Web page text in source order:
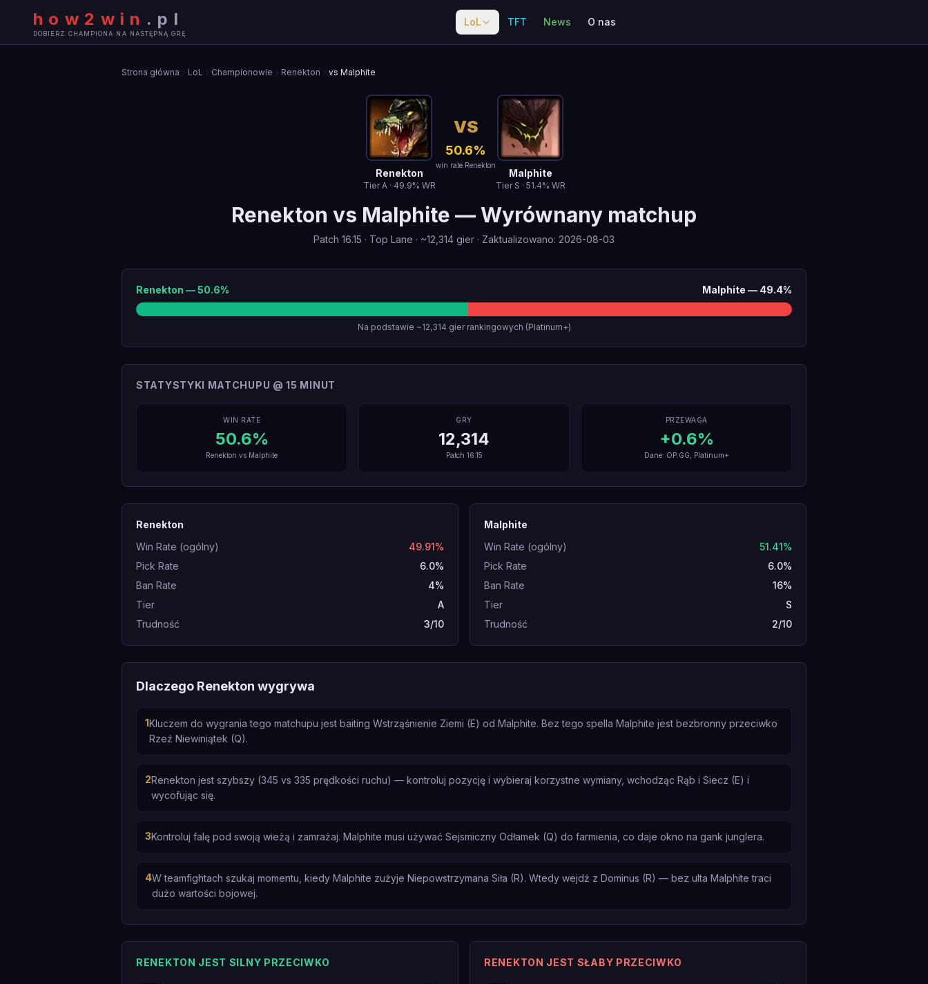
how2win . pl
DOBIERZ CHAMPIONA NA NASTĘPNĄ GRĘ
LoL TFT News O nas
Strona główna LoL Championowie Renekton vs Malphite
Renekton
TierA· 49.9% WR
VS
50.6%
win rate Renekton
Malphite
Tier S · 51.4% WR
Renekton vs Malphite —Wyrównany matchup
Patch 16.15 · Top Lane · ~12,314 gier · Zaktualizowano: 2026-08-03
Renekton —50.6% Malphite — 49.4%
Na podstawie ~12,314 gier rankingowych (Platinum+)
STATYSTYKI MATCHUPU @ 15 MINUT
WIN RATE
50.6%
Renekton vs Malphite
GRY
12,314
Patch 16.15
PRZEWAGA
+0.6%
Dane: OP.GG, Platinum+
Renekton
Win Rate (ogólny)
49.91%
Pick Rate
6.0%
Ban Rate
4%
Tier
A
Trudność
3/10
Malphite
Win Rate (ogólny)
51.41%
Pick Rate
6.0%
Ban Rate
16%
Tier
S
Trudność
2/10
Dlaczego Renekton wygrywa
1Kluczem do wygrania tego matchupu jest baiting Wstrząśnienie Ziemi (E) od Malphite. Bez tego spella Malphite jest bezbronny przeciwko
Rzeź Niewiniątek (Q).
2Renekton jest szybszy (345 vs 335 prędkości ruchu) — kontroluj pozycję i wybieraj korzystne wymiany, wchodząc Rąb i Siecz (E) i
wycofując się.
3Kontroluj falę pod swoją wieżą i zamrażaj. Malphite musi używać Sejsmiczny Odłamek (Q) do farmienia, co daje okno na gank junglera.
4W teamfightach szukaj momentu, kiedy Malphite zużyje Niepowstrzymana Siła (R). Wtedy wejdź z Dominus (R) — bez ulta Malphite traci
dużo wartości bojowej.
RENEKTON JEST SILNY PRZECIWKO RENEKTON JEST SŁABY PRZECIWKO